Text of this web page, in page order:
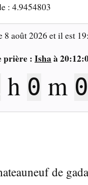
: 4.9454803
8 août 2026 et il est
prière : Isha à
59 m
de